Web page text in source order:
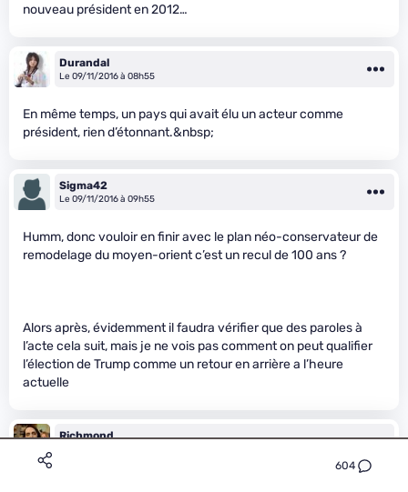
604
nouveau président en 2012…
Durandal
Le 09/11/2016 à 08h55
En même temps, un pays qui avait élu un acteur comme
président, rien d’étonnant.&nbsp;
Sigma42
Le 09/11/2016 à 09h55
Humm, donc vouloir en finir avec le plan néo-conservateur de
remodelage du moyen-orient c’est un recul de 100 ans ?
Alors après, évidemment il faudra vérifier que des paroles à
l’acte cela suit, mais je ne vois pas comment on peut qualifier
l’élection de Trump comme un retour en arrière a l’heure
actuelle
Richmond